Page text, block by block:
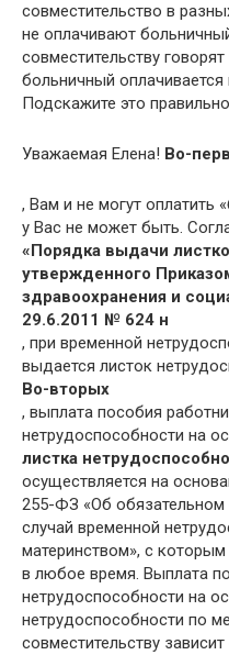
совместительство в
не оплачивают
совместительству
больничный
Подскажите это
Уважаемая Елена! Во-
, Вам и не могут оплатить
у Вас не может быть.
«Порядка выдачи
утвержденного
здравоохранения и
29.6.2011 № 624 н
, при временной
выдается листок
Во-вторых
, выплата пособия
нетрудоспособности на
листка
осуществляется на
255-ФЗ «Об обязательном
случай временной
материнством», с
в любое время. Выплата
нетрудоспособности на
нетрудоспособности по
совместительству